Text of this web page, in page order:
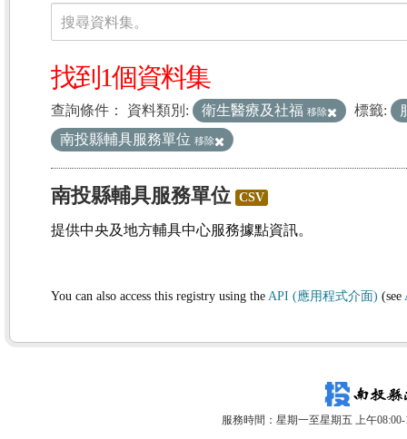
資料集
搜尋資料集。
找到1個資料集
查詢條件： 資料類別: 衛生醫療及社福 移除 標籤:
南投縣輔具服務單位 移除
南投縣輔具服務單位 CSV
提供中央及地方輔具中心服務據點資訊。
You can also access this registry using the API (應用程式介面) (see
服務時間：星期一至星期五 上午